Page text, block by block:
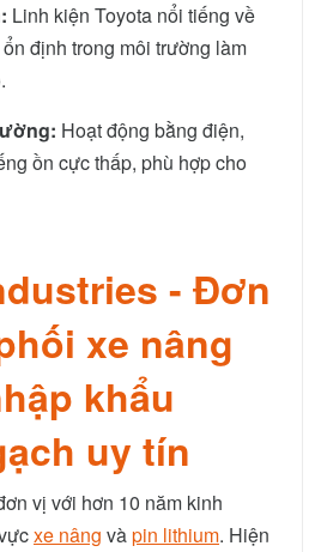
Linh kiện Toyota nổi tiếng về
định trong môi trường làm
Hoạt động bằng điện,
ồn cực thấp, phù hợp cho
- Đơn
xe nâng
khẩu
uy tín
vị với hơn 10 năm kinh
xe nâng vàpin lithium. Hiện